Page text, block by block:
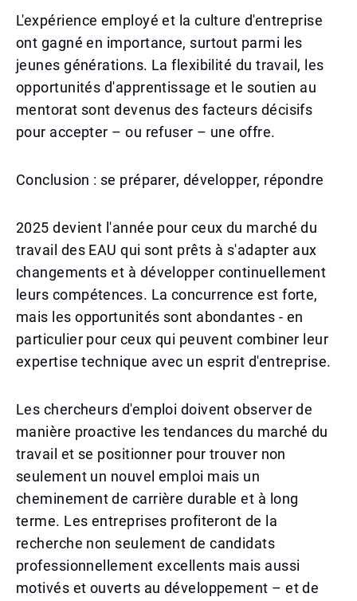
L'expérience employé et la culture d'entreprise
ont gagné en importance, surtout parmi les
jeunes générations. La flexibilité du travail, les
opportunités d'apprentissage et le soutien au
mentorat sont devenus des facteurs décisifs
pour accepter – ou refuser – une offre.
Conclusion : se préparer, développer, répondre
2025 devient l'année pour ceux du marché du
travail des EAU qui sont prêts à s'adapter aux
changements et à développer continuellement
leurs compétences. La concurrence est forte,
mais les opportunités sont abondantes - en
particulier pour ceux qui peuvent combiner leur
expertise technique avec un esprit d'entreprise.
Les chercheurs d'emploi doivent observer de
manière proactive les tendances du marché du
travail et se positionner pour trouver non
seulement un nouvel emploi mais un
cheminement de carrière durable et à long
terme. Les entreprises profiteront de la
recherche non seulement de candidats
professionnellement excellents mais aussi
motivés et ouverts au développement – et de